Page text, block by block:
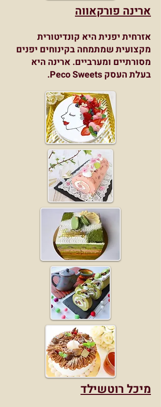
ארינה פורקאווה
אזרחית יפנית היא קונדיטורית
מקצועית שמתמחה בקינוחים יפנים
מסורתיים ומערביים. ארינה היא
בעלת העסק Peco Sweets.
מיכל רוטשילד